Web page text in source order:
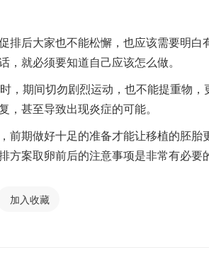
后大家也不能松懈，也应该需要明白
就必须要知道自己应该怎么做。
，期间切勿剧烈运动，也不能提重物，
甚至导致出现炎症的可能。
前期做好十足的准备才能让移植的胚胎
案取卵前后的注意事项是非常有必要
加入收藏